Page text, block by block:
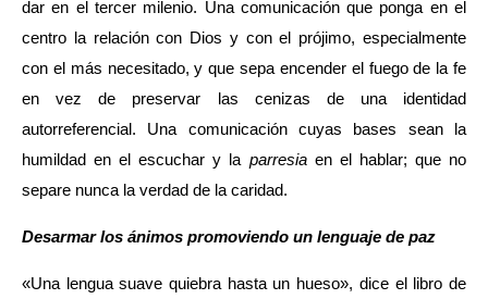
dar en el tercer milenio. Una comunicación que ponga en el
centro la relación con Dios y con el prójimo, especialmente
con el más necesitado, y que sepa encender el fuego de la fe
en vez de preservar las cenizas de una identidad
autorreferencial. Una comunicación cuyas bases sean la
humildad en el escuchar y la parresiaen el hablar; que no
separe nunca la verdad de la caridad.
Desarmar los ánimos promoviendo un lenguaje de paz
«Una lengua suave quiebra hasta un hueso», dice el libro de